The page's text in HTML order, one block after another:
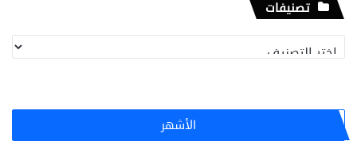
تصنيفات
تصنيفات
الأشهر